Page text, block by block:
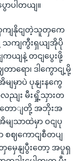
ာပါတယျ။
ကျနိုငျတဲ့သူတှကေ
သကျကွီးရှယျအိုပို
ကယျနဲ့ တငျပွေးဖို့
ရော၊ ဒါကွောငျ့မို့
ျမှာပဲ ပုနျးနကွေ
ညျး မီးရှို့သှားတ
ျတောျတို့ အဘိုးအ
ျသာထဲမှာ ဝငျပု
စဈကောငျစီတပျ
ေနျပွီးတော့ အပူရှ